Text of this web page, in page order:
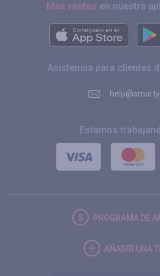
Más ventas en nuestra
Asistencia para clientes
Estamos
PROGRAMA DE
AÑADIR UNA